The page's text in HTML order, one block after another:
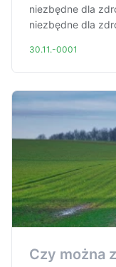
niezbędne dla
niezbędne dla
30.11.-0001
Czy można